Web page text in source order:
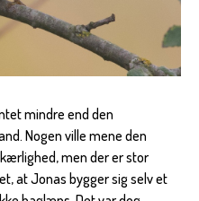
mindre end den
Nogen ville mene den
men der er stor
at Jonas bygger sig selv et